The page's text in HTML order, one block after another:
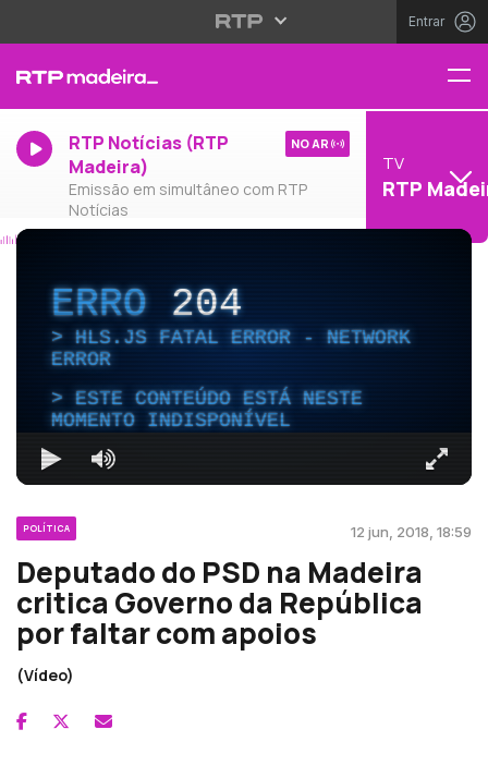
Entrar
RTP Notícias (RTP
Madeira)
Emissão em simultâneo com RTP
Notícias
NO AR
TV
RTP
ERRO204
HLS.JS FATAL ERROR - NETWORK
ERROR
ESTE CONTEÚDO ESTÁ NESTE
MOMENTO INDISPONÍVEL
POLÍTICA 12 jun, 2018, 18:59
Deputado do PSD na Madeira
critica Governo da República
por faltar com apoios
(Vídeo)